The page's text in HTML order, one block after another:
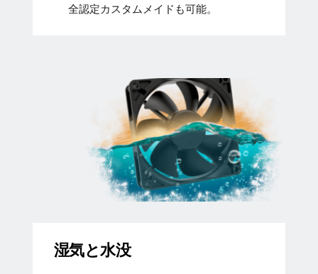
全認定カスタムメイドも可能。
湿気と水没